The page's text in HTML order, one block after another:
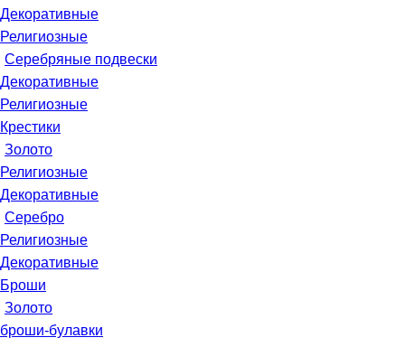
Декоративные
Религиозные
Серебряные подвески
Декоративные
Религиозные
Крестики
Золото
Религиозные
Декоративные
Серебро
Религиозные
Декоративные
Броши
Золото
броши-булавки